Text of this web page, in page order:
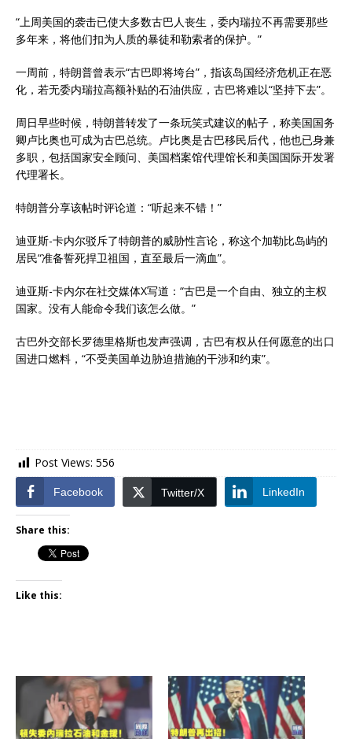
“上周美国的袭击已使大多数古巴人丧生，委内瑞拉不再需要那些
多年来，将他们扣为人质的暴徒和勒索者的保护。”
一周前，特朗普曾表示“古巴即将垮台”，指该岛国经济危机正在恶
化，若无委内瑞拉高额补贴的石油供应，古巴将难以“坚持下去”。
周日早些时候，特朗普转发了一条玩笑式建议的帖子，称美国国务
卿卢比奥也可成为古巴总统。卢比奥是古巴移民后代，他也已身兼
多职，包括国家安全顾问、美国档案馆代理馆长和美国国际开发署
代理署长。
特朗普分享该帖时评论道：“听起来不错！”
迪亚斯-卡内尔驳斥了特朗普的威胁性言论，称这个加勒比岛屿的
居民“准备誓死捍卫祖国，直至最后一滴血”。
迪亚斯-卡内尔在社交媒体X写道：“古巴是一个自由、独立的主权
国家。没有人能命令我们该怎么做。”
古巴外交部长罗德里格斯也发声强调，古巴有权从任何愿意的出口
国进口燃料，“不受美国单边胁迫措施的干涉和约束”。
Post Views: 556
Facebook Twitter/X LinkedIn
Share this:
Like this: